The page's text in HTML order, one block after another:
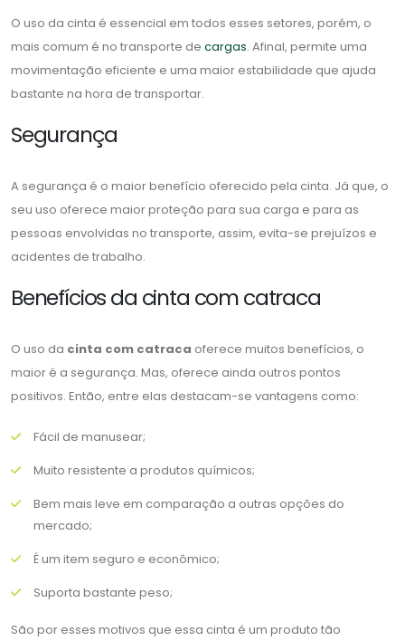
O uso da cinta é essencial em todos esses setores, porém, o
mais comum é no transporte de cargas. Afinal, permite uma
movimentação eficiente e uma maior estabilidade que ajuda
bastante na hora de transportar.
Segurança
A segurança é o maior benefício oferecido pela cinta. Já que, o
seu uso oferece maior proteção para sua carga e para as
pessoas envolvidas no transporte, assim, evita-se prejuízos e
acidentes de trabalho.
Benefícios da cinta com catraca
O uso da cinta com catraca oferece muitos benefícios, o
maior é a segurança. Mas, oferece ainda outros pontos
positivos. Então, entre elas destacam-se vantagens como:
Fácil de manusear;
Muito resistente a produtos químicos;
Bem mais leve em comparação a outras opções do
mercado;
É um item seguro e econômico;
Suporta bastante peso;
São por esses motivos que essa cinta é um produto tão